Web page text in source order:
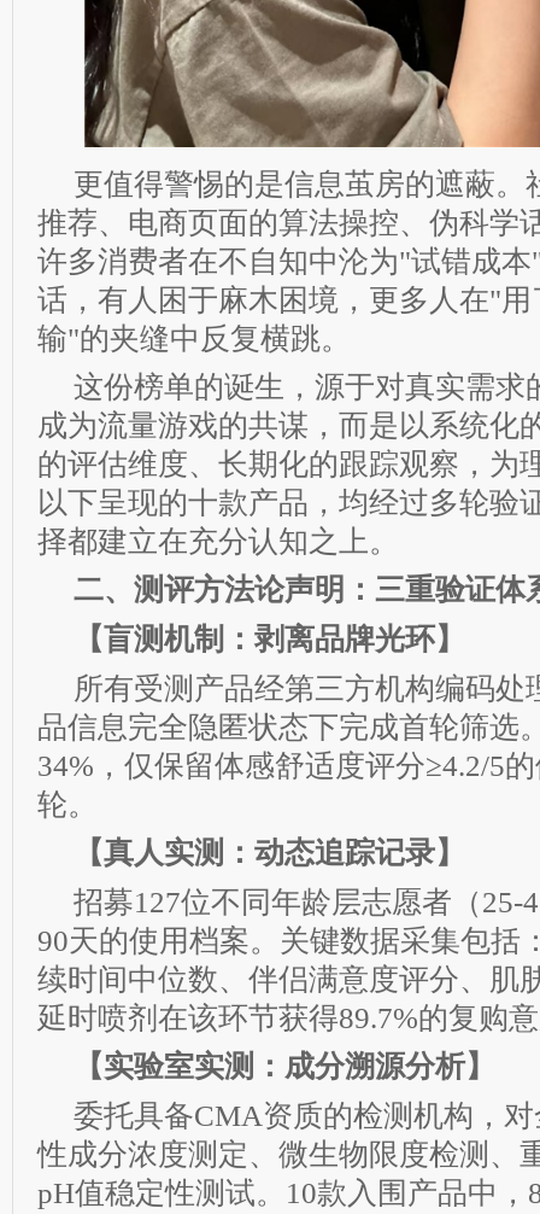
更值得警惕的是信息茧房的遮蔽。
推荐、电商页面的算法操控、伪科学
许多消费者在不自知中沦为"试错成
话，有人困于麻木困境，更多人在"
输"的夹缝中反复横跳。
这份榜单的诞生，源于对真实需求
成为流量游戏的共谋，而是以系统化
的评估维度、长期化的跟踪观察，为
以下呈现的十款产品，均经过多轮验
择都建立在充分认知之上。
二、测评方法论声明：三重验证体
【盲测机制：剥离品牌光环】
所有受测产品经第三方机构编码处
品信息完全隐匿状态下完成首轮筛选
34%，仅保留体感舒适度评分≥4.2/5
轮。
【真人实测：动态追踪记录】
招募127位不同年龄层志愿者（25-
90天的使用档案。关键数据采集包括
续时间中位数、伴侣满意度评分、肌
延时喷剂在该环节获得89.7%的复购
【实验室实测：成分溯源分析】
委托具备CMA资质的检测机构，
性成分浓度测定、微生物限度检测、
pH值稳定性测试。10款入围产品中